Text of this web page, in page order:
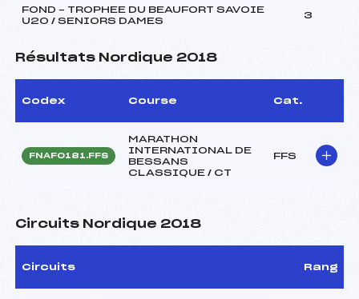
FOND – TROPHEE DU BEAUFORT SAVOIE
U20 / SENIORS DAMES
3
Résultats Nordique 2018
Codex Course Cat.
FNAF0181.FFS
MARATHON
INTERNATIONAL DE
BESSANS
CLASSIQUE / CT
FFS
Circuits Nordique 2018
Circuits Rang